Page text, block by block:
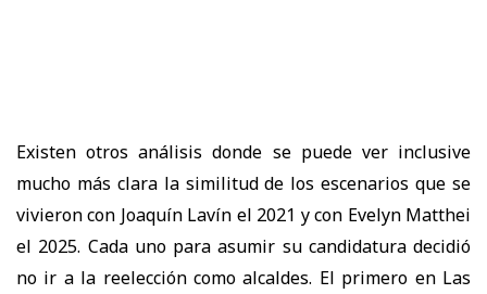
Existen otros análisis donde se puede ver inclusive
mucho más clara la similitud de los escenarios que se
vivieron con Joaquín Lavín el 2021 y con Evelyn Matthei
el 2025. Cada uno para asumir su candidatura decidió
no ir a la reelección como alcaldes. El primero en Las